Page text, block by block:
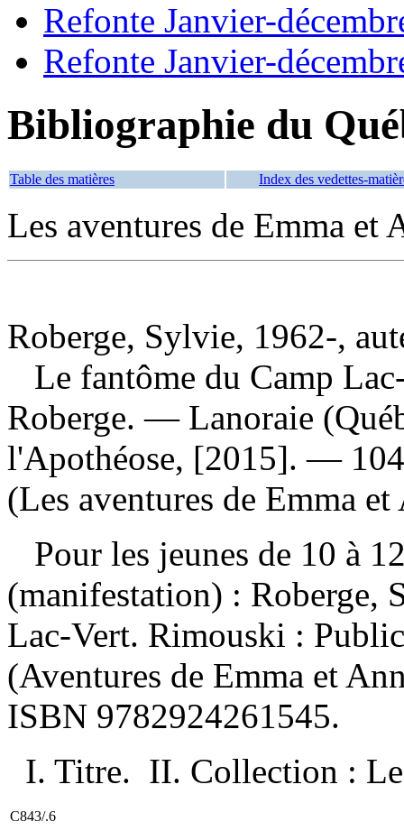
Refonte Janvier-
Refonte Janvier-
Bibliographie du
Table des matières Index des vedettes-
Les aventures de Emma et
Roberge, Sylvie, 1962-,
Le fantôme du Camp
Roberge. — Lanoraie
l'Apothéose, [2015]. —
(Les aventures de Emma et
Pour les jeunes de 10 à
(manifestation) : Roberge,
Lac-Vert. Rimouski :
(Aventures de Emma et
ISBN 9782924261545.
I. Titre. II. Collection :
C843/.6